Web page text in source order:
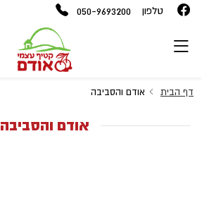
טלפון 050-9693200
דף הבית אודם והסביבה
אודם והסביבה